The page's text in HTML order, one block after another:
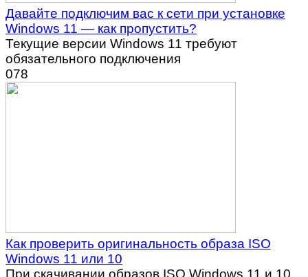
Давайте подключим вас к сети при установке
Windows 11 — как пропустить?
Текущие версии Windows 11 требуют
обязательного подключения
078
Как проверить оригинальность образа ISO
Windows 11 или 10